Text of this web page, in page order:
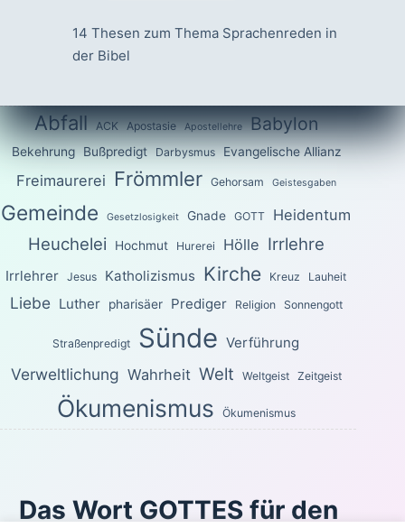
14 Thesen zum Thema Sprachenreden in
der Bibel
Abfall ACK Apostasie Apostellehre Babylon
Bekehrung Bußpredigt Darbysmus Evangelische Allianz
Freimaurerei Frömmler Gehorsam Geistesgaben
Gemeinde Gesetzlosigkeit Gnade GOTT Heidentum
Heuchelei Hochmut Hurerei Hölle Irrlehre
Irrlehrer Jesus Katholizismus Kirche Kreuz Lauheit
Liebe Luther pharisäer Prediger Religion Sonnengott
Straßenpredigt Sünde Verführung
Verweltlichung Wahrheit Welt Weltgeist Zeitgeist
Ökumenismus Ökumenismus
Das Wort GOTTES für den